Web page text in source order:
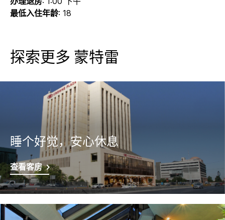
最低入住年龄: 18
探索更多 蒙特雷
睡个好觉，安心休息
查看客房